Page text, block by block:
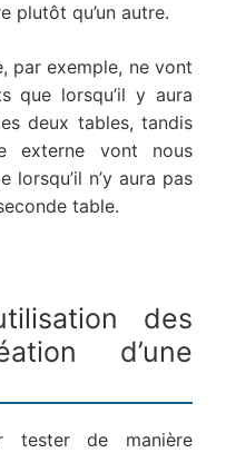
plutôt qu’un autre.
par exemple, ne vont
que lorsqu’il y aura
deux tables, tandis
externe vont nous
lorsqu’il n’y aura pas
table.
des
d’une
tester de manière